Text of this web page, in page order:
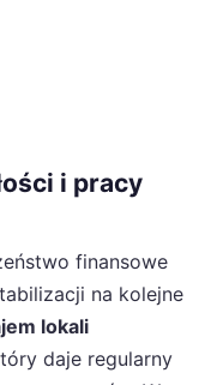
i pracy
finansowe
na kolejne
lokali
daje regularny